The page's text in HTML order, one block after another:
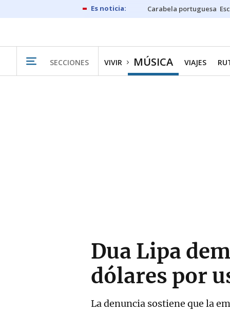
Carabela portuguesa
SECCIONES VIVIR MÚSICA VIAJES
Dua Lipa
dólares por
La denuncia sostiene que la